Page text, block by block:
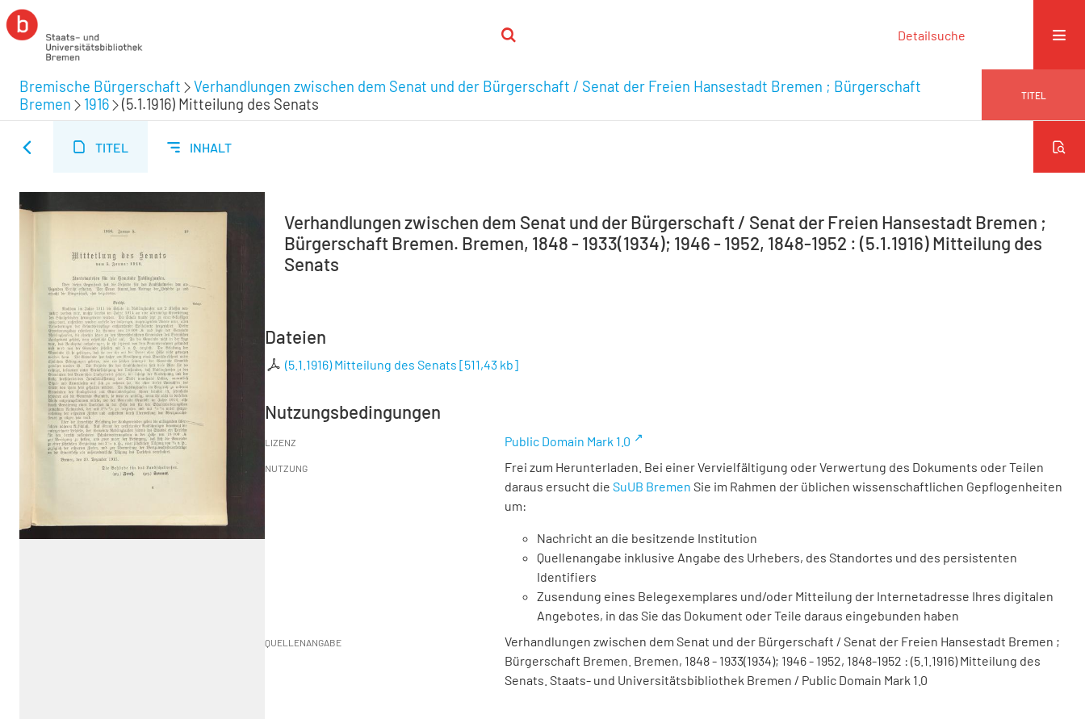
Detailsuche
Bremische Bürgerschaft
Verhandlungen zwischen dem Senat und der Bürgerschaft / Senat der Freien Hansestadt Bremen ; Bürgerschaft
Bremen
1916 (5.1.1916) Mitteilung des Senats TITEL
TITEL INHALT
Verhandlungen zwischen dem Senat und der Bürgerschaft / Senat der Freien Hansestadt Bremen ;
Bürgerschaft Bremen. Bremen, 1848 - 1933(1934); 1946 - 1952, 1848-1952 : (5.1.1916) Mitteilung des
Senats
Dateien
(5.1.1916) Mitteilung des Senats [511,43 kb]
Nutzungsbedingungen
LIZENZ Public Domain Mark 1.0
NUTZUNG
Frei zum Herunterladen. Bei einer Vervielfältigung oder Verwertung des Dokuments oder Teilen
daraus ersucht die SuUB Bremen Sie im Rahmen der üblichen wissenschaftlichen Gepflogenheiten
um:
Nachricht an die besitzende Institution
Quellenangabe inklusive Angabe des Urhebers, des Standortes und des persistenten
Identifiers
Zusendung eines Belegexemplares und/oder Mitteilung der Internetadresse Ihres digitalen
Angebotes, in das Sie das Dokument oder Teile daraus eingebunden haben
QUELLENANGABE
Verhandlungen zwischen dem Senat und der Bürgerschaft / Senat der Freien Hansestadt Bremen ;
Bürgerschaft Bremen. Bremen, 1848 - 1933(1934); 1946 - 1952, 1848-1952 : (5.1.1916) Mitteilung des
Senats. Staats- und Universitätsbibliothek Bremen / Public Domain Mark 1.0